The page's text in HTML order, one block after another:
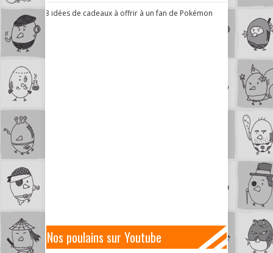
3 idées de cadeaux à offrir à un fan de Pokémon
Nos poulains sur Youtube